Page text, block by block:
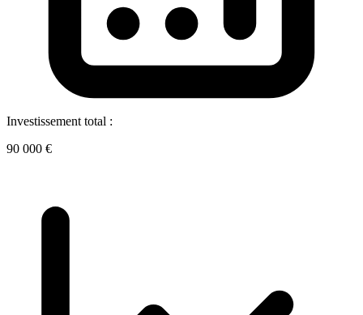
Investissement total :
90 000 €